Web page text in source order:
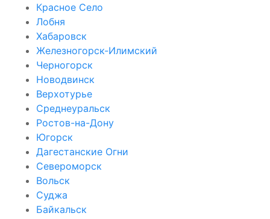
Красное Село
Лобня
Хабаровск
Железногорск-Илимский
Черногорск
Новодвинск
Верхотурье
Среднеуральск
Ростов-на-Дону
Югорск
Дагестанские Огни
Североморск
Вольск
Суджа
Байкальск